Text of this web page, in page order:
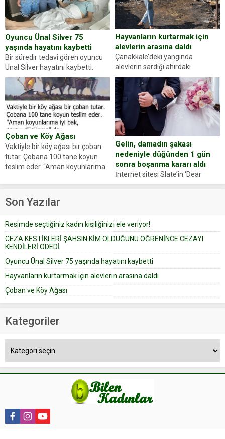
Abdurrahman Ö.nün verdiği
evraklarda eksik olduğunu...
Oyuncu Ünal Silver 75
yaşında hayatını kaybetti
Bir süredir tedavi gören oyuncu
Ünal Silver hayatını kaybetti.
Haberi, oyuncunun menajerlik
ajansı duyurdu. Renda Güner,
sosyal medya hesabında “Usta
Oyuncumuz ve çok değerli
dostumuz...
Hayvanların kurtarmak için
alevlerin arasına daldı
Çanakkale’deki yangında
alevlerin sardığı ahırdaki
hayvanlarını kurtarmak isteyen
Zeki Demir (66) ölümden döndü.
Yüzünde ve ellerinde yanıklar
oluşan Demir, kâbus dolu anları
anlattı… Merkeze bağlı...
Çoban ve Köy Ağası
Vaktiyle bir köy ağası bir çoban
tutar. Çobana 100 tane koyun
teslim eder. “Aman koyunlarıma
Çoban koyunları alır gider. Aylar...
Gelin, damadın şakası
nedeniyle düğünden 1 gün
sonra boşanma kararı aldı
İnternet sitesi Slate’in ‘Dear
Prudence’ isimli tavsiye köşesine
yapıştırdığı için düğünden...
Son Yazılar
Resimde seçtiğiniz kadın kişiliğinizi ele veriyor!
CEZA KESTİKLERİ ŞAHSIN KİM OLDUĞUNU ÖĞRENİNCE CEZAYI
KENDİLERİ ÖDEDİ
Oyuncu Ünal Silver 75 yaşında hayatını kaybetti
Hayvanların kurtarmak için alevlerin arasına daldı
Çoban ve Köy Ağası
Kategoriler